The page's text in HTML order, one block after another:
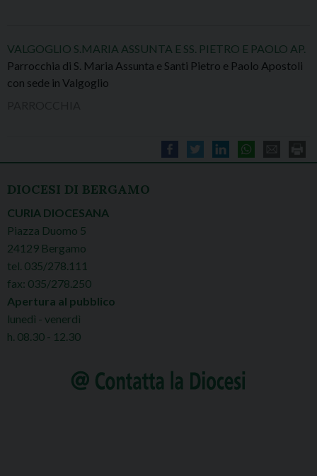
VALGOGLIO S.MARIA ASSUNTA E SS. PIETRO E PAOLO AP.
Parrocchia di S. Maria Assunta e Santi Pietro e Paolo Apostoli
con sede in Valgoglio
DIOCESI DI BERGAMO
CURIA DIOCESANA
Piazza Duomo 5
24129 Bergamo
tel. 035/278.111
fax: 035/278.250
Apertura al pubblico
lunedì - venerdì
h. 08.30 - 12.30